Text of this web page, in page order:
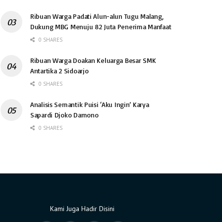
Ribuan Warga Padati Alun-alun Tugu Malang,
Dukung MBG Menuju 82 Juta Penerima Manfaat
0 SHARES
Ribuan Warga Doakan Keluarga Besar SMK
Antartika 2 Sidoarjo
0 SHARES
Analisis Semantik Puisi ‘Aku Ingin’ Karya
Sapardi Djoko Damono
0 SHARES
Kami Juga Hadir Disini